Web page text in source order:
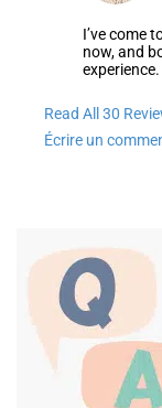
I’ve come
now, and
Read All 30
Écrire un